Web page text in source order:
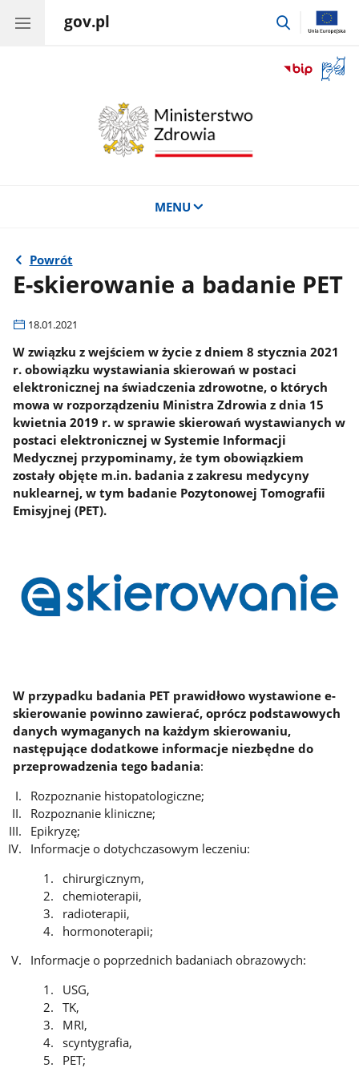
gov.pl
przejdź
okno
MENU
Powrót
E-skierowanie a badanie PET
18.01.2021
W związku z wejściem w życie z dniem 8 stycznia 2021
r. obowiązku wystawiania skierowań w postaci
elektronicznej na świadczenia zdrowotne, o których
mowa w rozporządzeniu Ministra Zdrowia z dnia 15
kwietnia 2019 r. w sprawie skierowań wystawianych w
postaci elektronicznej w Systemie Informacji
Medycznej przypominamy, że tym obowiązkiem
zostały objęte m.in. badania z zakresu medycyny
nuklearnej, w tym badanie Pozytonowej Tomografii
Emisyjnej (PET).
W przypadku badania PET prawidłowo wystawione e-
skierowanie powinno zawierać, oprócz podstawowych
danych wymaganych na każdym skierowaniu,
następujące dodatkowe informacje niezbędne do
przeprowadzenia tego badania:
Rozpoznanie histopatologiczne;
Rozpoznanie kliniczne;
Epikryzę;
Informacje o dotychczasowym leczeniu:
chirurgicznym,
chemioterapii,
radioterapii,
hormonoterapii;
Informacje o poprzednich badaniach obrazowych:
USG,
TK,
MRI,
scyntygrafia,
PET;